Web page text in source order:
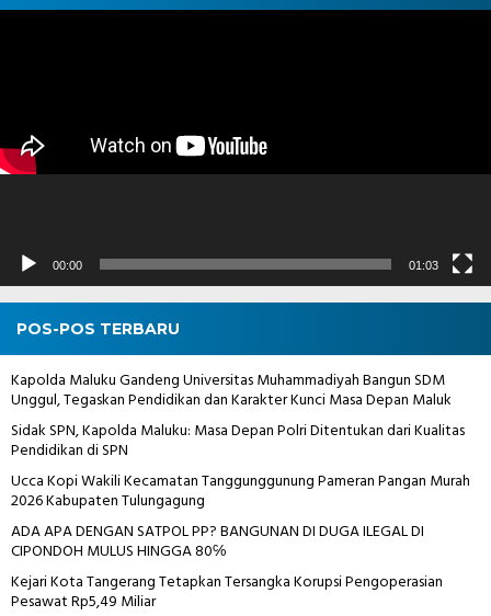
Pemutar
00:00 01:03
POS-POS TERBARU
Kapolda Maluku Gandeng Universitas Muhammadiyah Bangun SDM
Unggul, Tegaskan Pendidikan dan Karakter Kunci Masa Depan Maluk
Sidak SPN, Kapolda Maluku: Masa Depan Polri Ditentukan dari Kualitas
Pendidikan di SPN
Ucca Kopi Wakili Kecamatan Tanggunggunung Pameran Pangan Murah
2026 Kabupaten Tulungagung
ADA APA DENGAN SATPOL PP? BANGUNAN DI DUGA ILEGAL DI
CIPONDOH MULUS HINGGA 80℅
Kejari Kota Tangerang Tetapkan Tersangka Korupsi Pengoperasian
Pesawat Rp5,49 Miliar